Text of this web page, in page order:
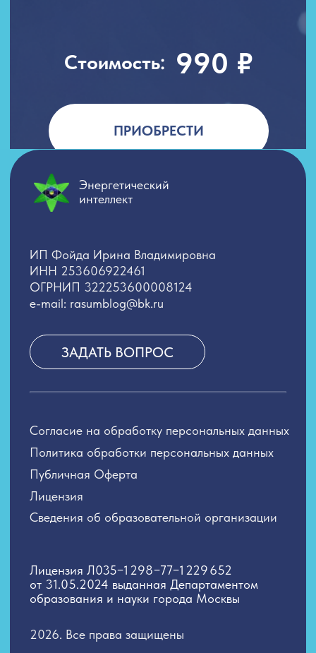
2026. Все права защищены
Политика обработки персональных данных
Сведения об образовательной организации
Лицензия Л035−1 298−77−1 229 652
от 31.05.2024 выданная Департаментом